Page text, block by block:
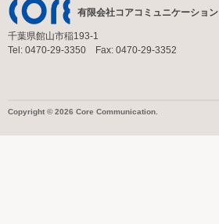
有限会社コアコミュニケーション
千葉県館山市稲193-1
Tel: 0470-29-3350 Fax: 0470-29-3352
Copyright © 2026 Core Communication.